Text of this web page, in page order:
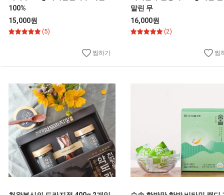
100%
15,000원
(5)
찜하기
말린 무
16,000원
(2)
찜